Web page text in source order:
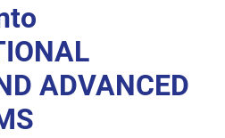
ADVANCED